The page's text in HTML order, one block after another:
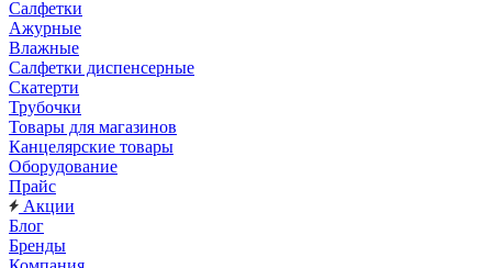
Салфетки
Ажурные
Влажные
Салфетки диспенсерные
Скатерти
Трубочки
Товары для магазинов
Канцелярские товары
Оборудование
Прайс
Акции
Блог
Бренды